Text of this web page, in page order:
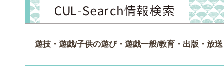
遊技・遊戯/子供の遊び・遊戯一般/教育・出版・放送